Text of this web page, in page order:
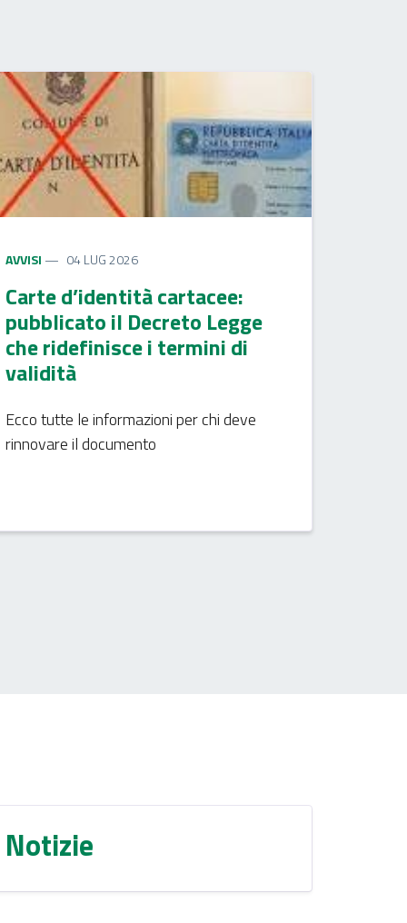
AVVISI 04 LUG 2026
Carte d’identità cartacee:
pubblicato il Decreto Legge
che ridefinisce i termini di
validità
Ecco tutte le informazioni per chi deve
rinnovare il documento
Notizie